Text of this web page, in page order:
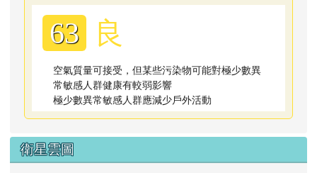
63 良
空氣質量可接受，但某些污染物可能對極少數異
常敏感人群健康有較弱影響
極少數異常敏感人群應減少戶外活動
衛星雲圖